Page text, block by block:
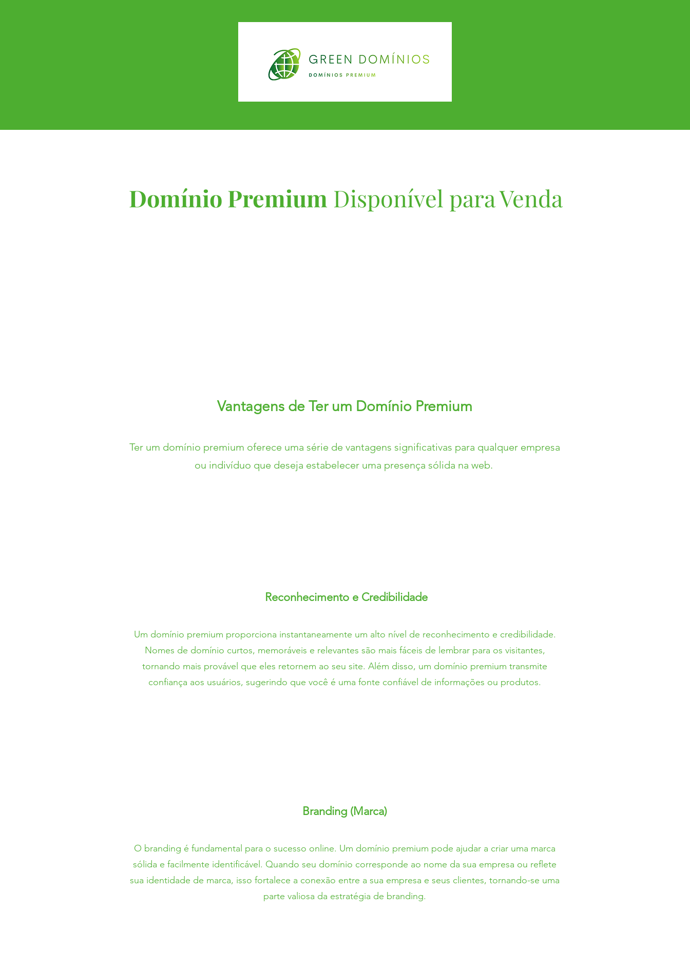
Domínio Premium Disponível para Venda
Vantagens de Ter um Domínio Premium
Ter um domínio premium oferece uma série de vantagens significativas para qualquer empresa
ou indivíduo que deseja estabelecer uma presença sólida na web.
Reconhecimento e Credibilidade
Um domínio premium proporciona instantaneamente um alto nível de reconhecimento e credibilidade.
Nomes de domínio curtos, memoráveis e relevantes são mais fáceis de lembrar para os visitantes,
tornando mais provável que eles retornem ao seu site. Além disso, um domínio premium transmite
confiança aos usuários, sugerindo que você é uma fonte confiável de informações ou produtos.
Branding (Marca)
O branding é fundamental para o sucesso online. Um domínio premium pode ajudar a criar uma marca
sólida e facilmente identificável. Quando seu domínio corresponde ao nome da sua empresa ou reflete
sua identidade de marca, isso fortalece a conexão entre a sua empresa e seus clientes, tornando-se uma
parte valiosa da estratégia de branding.